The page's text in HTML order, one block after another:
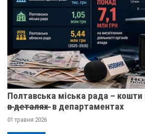
Полтавська міська рада – кошти
в̶ ̶д̶е̶т̶а̶л̶я̶х̶ ̶ в департаментах
01 травня 2026